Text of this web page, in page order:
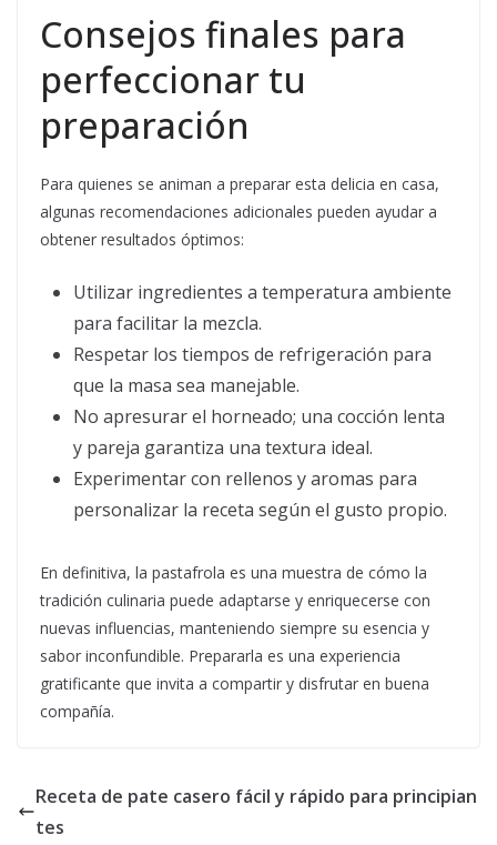
Consejos finales para
perfeccionar tu
preparación
Para quienes se animan a preparar esta delicia en casa,
algunas recomendaciones adicionales pueden ayudar a
obtener resultados óptimos:
Utilizar ingredientes a temperatura ambiente
para facilitar la mezcla.
Respetar los tiempos de refrigeración para
que la masa sea manejable.
No apresurar el horneado; una cocción lenta
y pareja garantiza una textura ideal.
Experimentar con rellenos y aromas para
personalizar la receta según el gusto propio.
En definitiva, la pastafrola es una muestra de cómo la
tradición culinaria puede adaptarse y enriquecerse con
nuevas influencias, manteniendo siempre su esencia y
sabor inconfundible. Prepararla es una experiencia
gratificante que invita a compartir y disfrutar en buena
compañía.
Receta de pate casero fácil y rápido para principian
tes